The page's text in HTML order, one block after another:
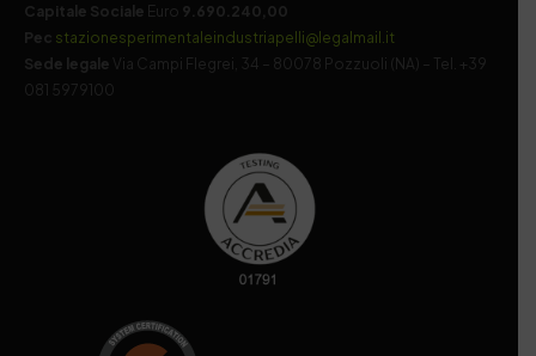
Capitale Sociale Euro 9.690.240,00
Pec stazionesperimentaleindustriapelli@legalmail.it
Sede legale
Via Campi Flegrei, 34 – 80078 Pozzuoli (NA) – Tel. +39
081 5979100